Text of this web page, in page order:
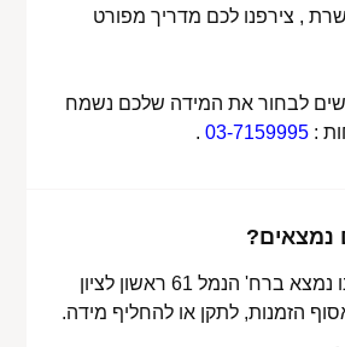
, צירפנו לכם מדריך מפורט
לבחור את המידה שלכם נשמח
:
03-7159995
.
נמצאים?
הסטודיו שלנו נמצא ברח' הנמל 61 ראשון לציון
הזמנות, לתקן או להחליף מידה.